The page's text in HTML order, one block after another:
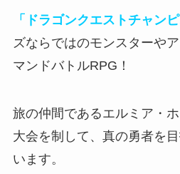
「ドラゴンクエストチャンピ
ズならではのモンスターや
マンドバトルRPG！
旅の仲間であるエルミア・
大会を制して、真の勇者を
います。